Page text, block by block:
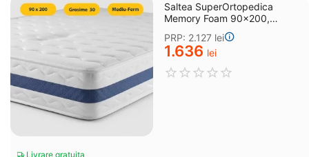
Saltea SuperOrtopedica
Memory Foam 90x200,
grosime 30 cm
PRP: 2.127 lei
1.636 lei
Livrare gratuita